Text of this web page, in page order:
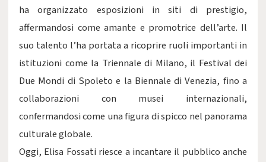
ha organizzato esposizioni in siti di prestigio,
affermandosi come amante e promotrice dell’arte. Il
suo talento l’ha portata a ricoprire ruoli importanti in
istituzioni come la Triennale di Milano, il Festival dei
Due Mondi di Spoleto e la Biennale di Venezia, fino a
collaborazioni con musei internazionali,
confermandosi come una figura di spicco nel panorama
culturale globale.
Oggi, Elisa Fossati riesce a incantare il pubblico anche